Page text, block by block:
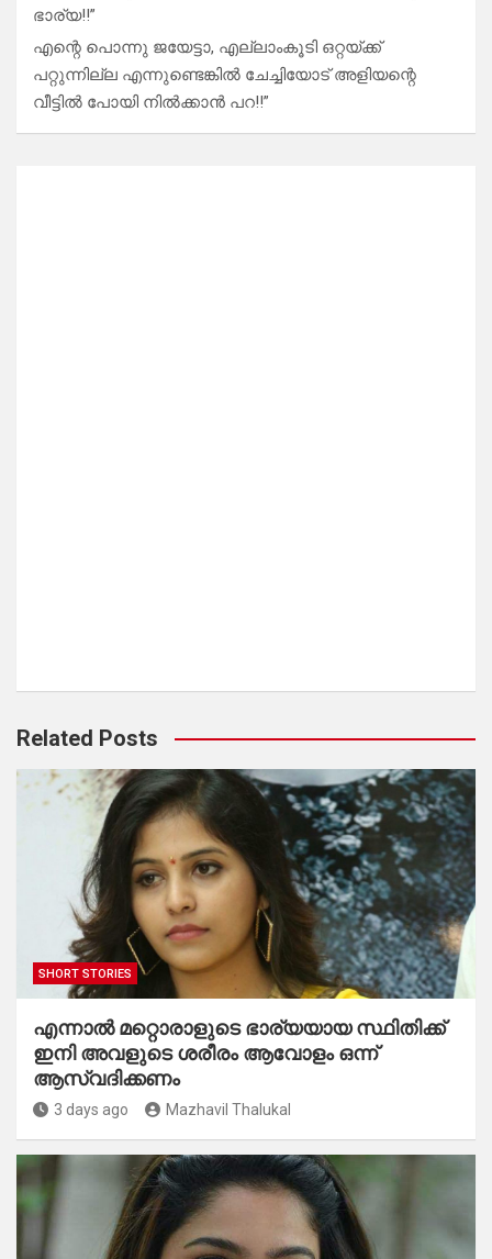
ഭാര്യ!!”
എന്റെ പൊന്നു ജയേട്ടാ, എല്ലാംകൂടി ഒറ്റയ്ക്ക്
പറ്റുന്നില്ല എന്നുണ്ടെങ്കിൽ ചേച്ചിയോട് അളിയന്റെ
വീട്ടിൽ പോയി നിൽക്കാൻ പറ!!”
Related Posts
SHORT STORIES
എന്നാൽ മറ്റൊരാളുടെ ഭാര്യയായ സ്ഥിതിക്ക്
ഇനി അവളുടെ ശരീരം ആവോളം ഒന്ന്
ആസ്വദിക്കണം
3 days ago Mazhavil Thalukal